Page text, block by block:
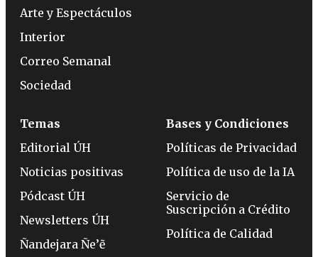
Arte y Espectáculos
Interior
Correo Semanal
Sociedad
Temas
Editorial ÚH
Noticias positivas
Pódcast ÚH
Newsletters ÚH
Ñandejara Ñe’ẽ
Bases y Condiciones
Políticas de Privacidad
Política de uso de la IA
Servicio de
Suscripción a Crédito
Política de Calidad